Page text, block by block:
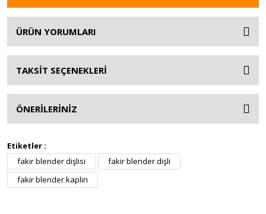
ÜRÜN YORUMLARI
TAKSİT SEÇENEKLERİ
ÖNERİLERİNİZ
Etiketler :
fakir blender dişlisi
fakir blender dişli
fakir blender kaplin